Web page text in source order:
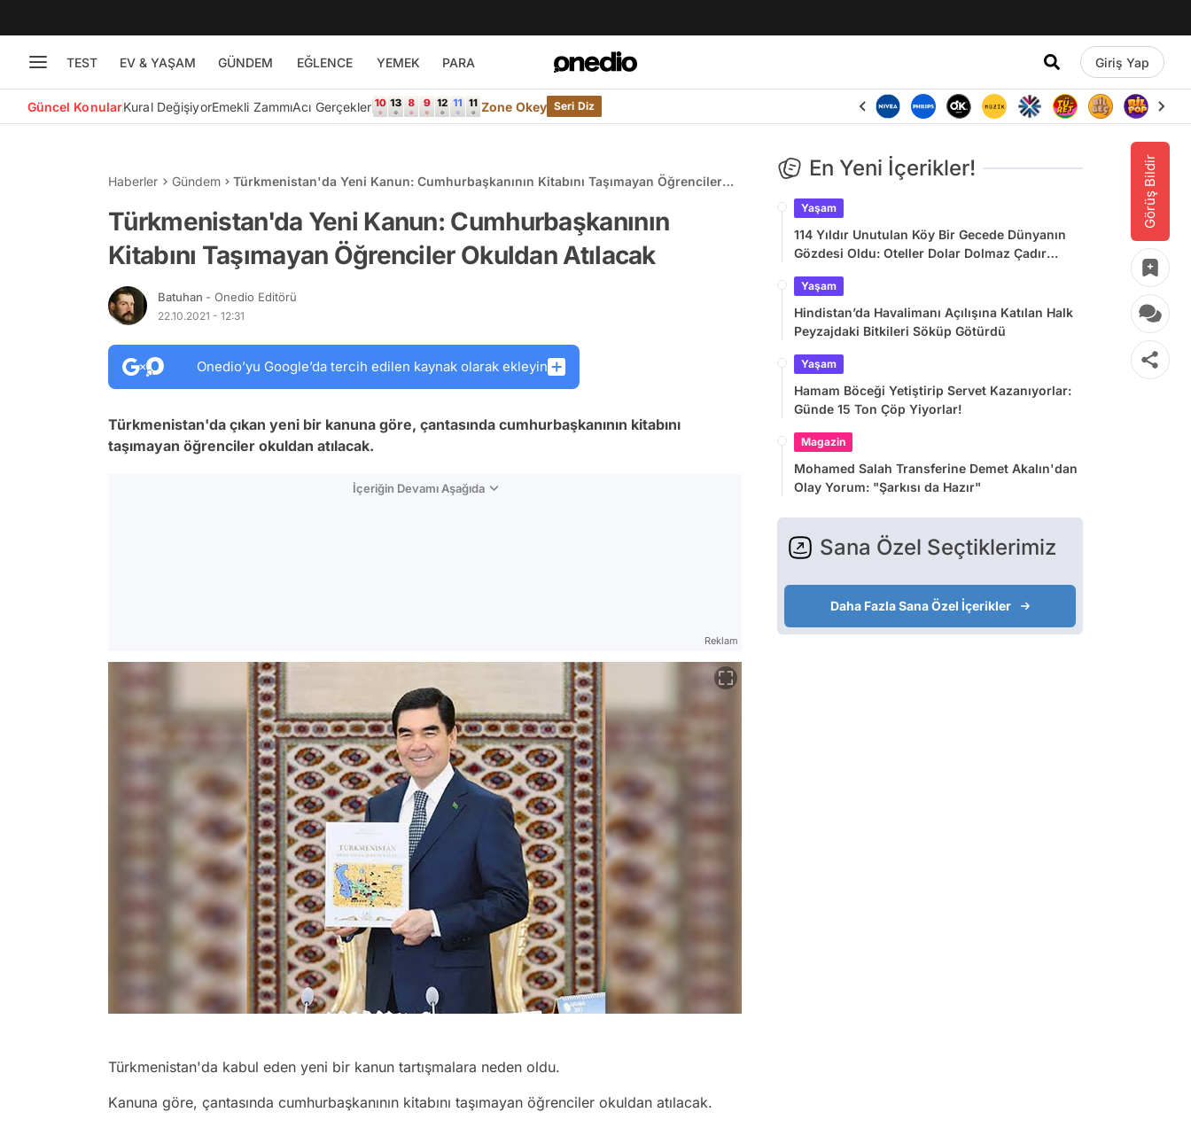
TEST EV & YAŞAM GÜNDEM EĞLENCE YEMEK PARA Giriş Yap
Güncel KonularKural DeğişiyorEmekli ZammıAcı Gerçekler Zone Okey Seri Diz
Görüş Bildir
Haberler Gündem
Türkmenistan'da Yeni Kanun: Cumhurbaşkanının Kitabını Taşımayan Öğrenciler
Türkmenistan'da Yeni Kanun: Cumhurbaşkanının
Kitabını Taşımayan Öğrenciler Okuldan Atılacak
Batuhan - Onedio Editörü
22.10.2021 - 12:31
Onedio’yu Google’da tercih edilen kaynak olarak ekleyin
Türkmenistan'da çıkan yeni bir kanuna göre, çantasında cumhurbaşkanının kitabını
taşımayan öğrenciler okuldan atılacak.
İçeriğin Devamı Aşağıda
Reklam
Türkmenistan'da kabul eden yeni bir kanun tartışmalara neden oldu.
Kanuna göre, çantasında cumhurbaşkanının kitabını taşımayan öğrenciler okuldan atılacak.
En Yeni İçerikler!
Yaşam
114 Yıldır Unutulan Köy Bir Gecede Dünyanın
Gözdesi Oldu: Oteller Dolar Dolmaz Çadır
Yaşam
Hindistan’da Havalimanı Açılışına Katılan Halk
Peyzajdaki Bitkileri Söküp Götürdü
Yaşam
Hamam Böceği Yetiştirip Servet Kazanıyorlar:
Günde 15 Ton Çöp Yiyorlar!
Magazin
Mohamed Salah Transferine Demet Akalın'dan
Olay Yorum: "Şarkısı da Hazır"
Sana Özel Seçtiklerimiz
Daha Fazla Sana Özel İçerikler